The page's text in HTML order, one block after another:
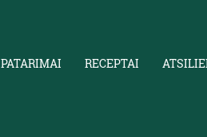
PATARIMAI RECEPTAI